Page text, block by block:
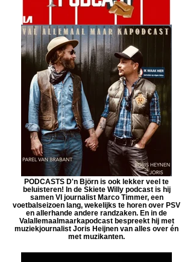
PODCASTS D'n Björn is ook lekker veel te
beluisteren! In de Skiete Willy podcast is hij
samen VI journalist Marco Timmer, een
voetbalseizoen lang, wekelijks te horen over PSV
en allerhande andere randzaken. En in de
Valallemaalmaarkapodcast bespreekt hij met
muziekjournalist Joris Heijnen van alles over én
met muzikanten.